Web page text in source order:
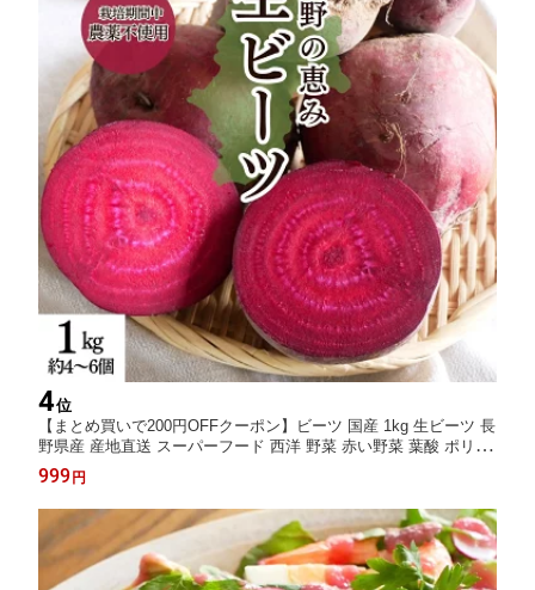
4位
【まとめ買いで200円OFFクーポン】ビーツ 国産 1kg 生ビーツ 長
野県産 産地直送 スーパーフード 西洋 野菜 赤い野菜 葉酸 ポリフ
ェノール カリウム beet beetroot 生 ビーツ野菜 栄養 西洋野菜 デ
トロイト・ダークレッドビーツ 珍しい野菜 ボルシチ 栽培期間中
農薬不使用
999円